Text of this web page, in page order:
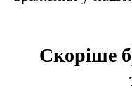
Скоріше